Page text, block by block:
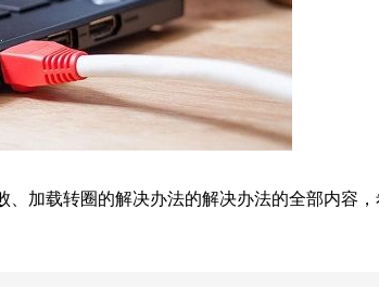
加载转圈的解决办法的解决办法的全部内容